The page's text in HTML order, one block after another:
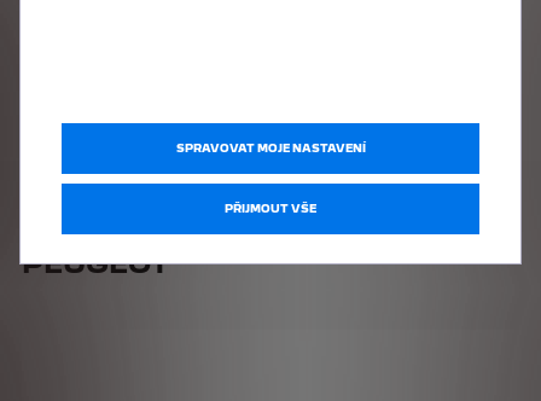
OBJEVTE HATCHBACKY
PEUGEOT
SPRAVOVAT MOJE NASTAVENÍ
PŘIJMOUT VŠE